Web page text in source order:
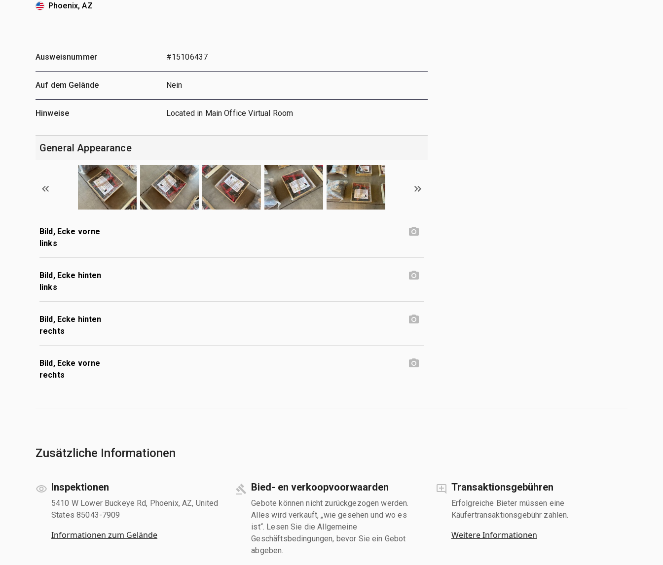
Phoenix, AZ
Ausweisnummer #15106437
Auf dem Gelände Nein
Hinweise Located in Main Office Virtual Room
General Appearance
Bild, Ecke vorne
links
Bild, Ecke hinten
links
Bild, Ecke hinten
rechts
Bild, Ecke vorne
rechts
Zusätzliche Informationen
Inspektionen
5410 W Lower Buckeye Rd, Phoenix, AZ, United
States 85043-7909
Informationen zum Gelände
Bied- en verkoopvoorwaarden
Gebote können nicht zurückgezogen werden.
Alles wird verkauft, „wie gesehen und wo es
ist“. Lesen Sie die Allgemeine
Geschäftsbedingungen, bevor Sie ein Gebot
abgeben.
Transaktionsgebühren
Erfolgreiche Bieter müssen eine
Käufertransaktionsgebühr zahlen.
Weitere Informationen